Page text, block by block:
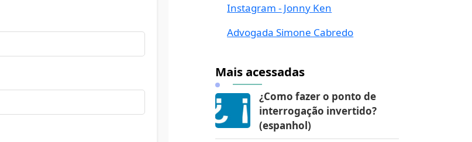
Instagram - Jonny Ken
Advogada Simone Cabredo
Mais acessadas
¿Como fazer o ponto de
interrogação invertido?
(espanhol)